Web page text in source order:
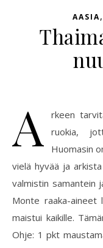
AASIA,
A
rkeen
ruokia,
Huomasin
vielä hyvää ja
valmistin samantein
Monte raaka-aineet
maistui kaikille.
Ohje: 1 pkt